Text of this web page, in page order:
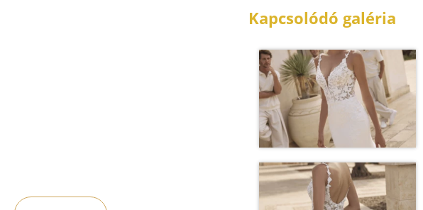
Kapcsolódó galéria